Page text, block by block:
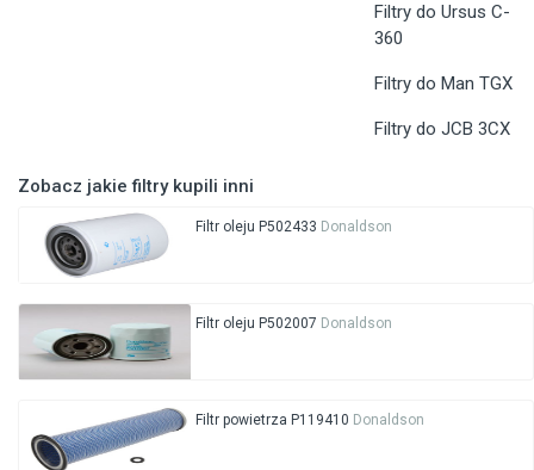
Filtry do Ursus C-
360
Filtry do Man TGX
Filtry do JCB 3CX
Zobacz jakie filtry kupili inni
Filtr oleju P502433 Donaldson
Filtr oleju P502007 Donaldson
Filtr powietrza P119410 Donaldson